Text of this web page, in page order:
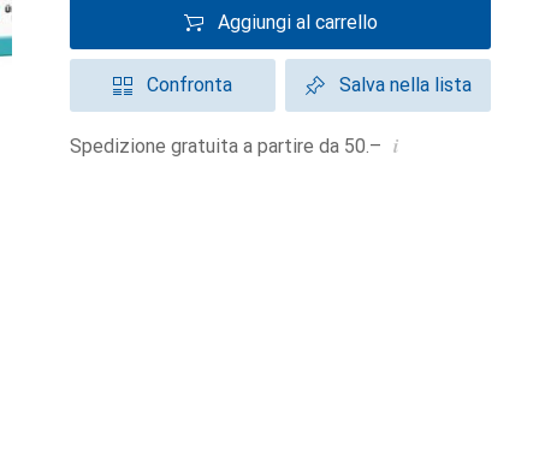
Aggiungi al carrello
Confronta Salva nella lista
Spedizione gratuita a partire da 50.– i